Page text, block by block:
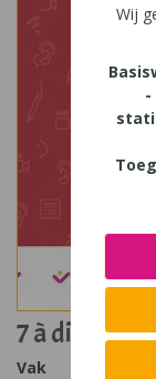
7 à dire 2 -
Vak
Wij
-